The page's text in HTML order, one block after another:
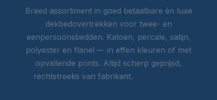
Breed assortiment in goed betaalbare én luxe
dekbedovertrekken voor twee- en
eenpersoonsbedden. Katoen, percale, satijn,
polyester en flanel — in effen kleuren of met
opvallende prints. Altijd scherp geprijsd,
rechtstreeks van fabrikant.